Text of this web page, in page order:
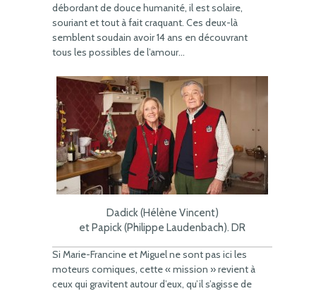
débordant de douce humanité, il est solaire,
souriant et tout à fait craquant. Ces deux-là
semblent soudain avoir 14 ans en découvrant
tous les possibles de l’amour…
Dadick (Hélène Vincent)
et Papick (Philippe Laudenbach). DR
Si Marie-Francine et Miguel ne sont pas ici les
moteurs comiques, cette « mission » revient à
ceux qui gravitent autour d’eux, qu’il s’agisse de